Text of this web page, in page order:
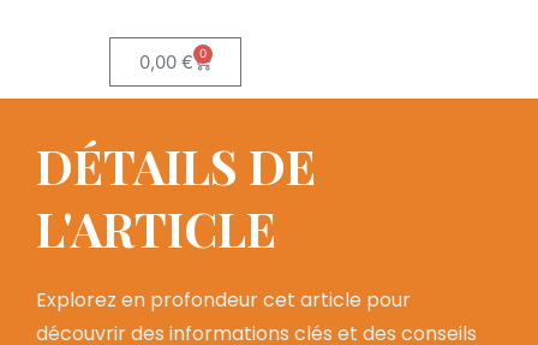
0,00€ 0
DÉTAILS DE
L'ARTICLE
Explorez en profondeur cet article pour
découvrir des informations clés et des conseils